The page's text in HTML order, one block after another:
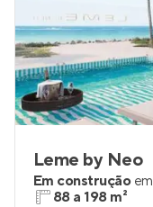
Leme by Neo
Em construção em
88 a 198 m²